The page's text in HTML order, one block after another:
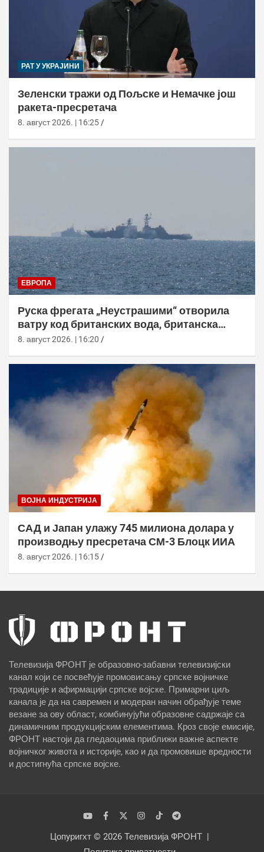
РАТ У УКРАЈИНИ
Зеленски тражи од Пољске и Немачке још
ракета-пресретача
8. август 2026. | 16:25
ЕВРОПА
Руска фрегата „Неустрашими“ отворила
ватру код британских вода, британска
морнарица појачала праћење
8. август 2026. | 16:20
ВОЈНА ИНДУСТРИЈА
САД и Јапан улажу 745 милиона долара у
производњу пресретача СМ-3 Блоцк ИИА
8. август 2026. | 16:15
Телевизија ФРОНТ је образовно-забавни телевизијски
канал који се посвећује промовисању српске војничке
традиције и афирмацији српске војске. Примарни циљ
канала је да на савремен и модеран начин обрађује теме
везане за ову област, комбинујући образовне садржаје са
динамичним продукцијским елементима. Кроз своје емисије,
ФРОНТ настоји да гледаоцима приближи важне аспекте
војничког живота и историје, као и да промовише вредности
и достигнућа српске војске.
Цопyригхт © 2026 Телевизија ФРОНТ